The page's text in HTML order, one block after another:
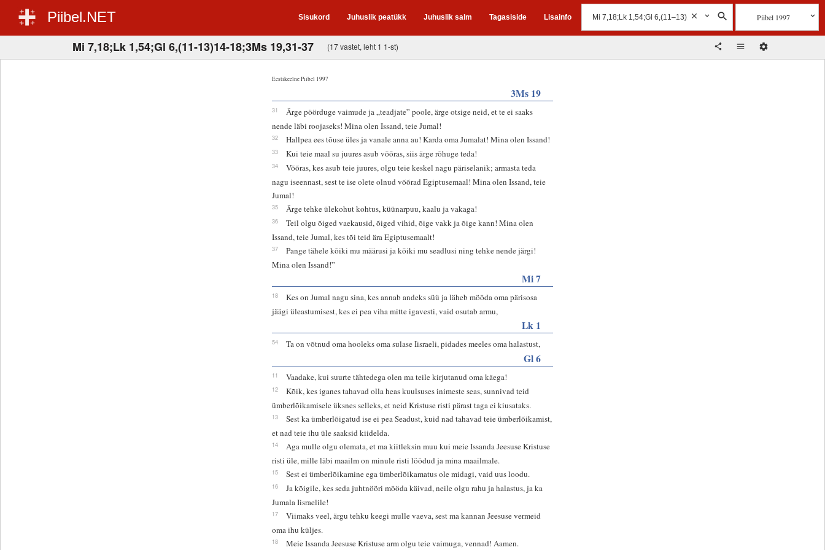
Piibel.NET Sisukord Juhuslik peatükk Juhuslik salm Tagasiside Lisainfo Piibel 1997
Mi 7,18;Lk 1,54;Gl 6,(11-13)14-18;3Ms 19,31-37 (17 vastet, leht 1 1-st)
Eestikeelne Piibel 1997
3Ms 19
31
Ärge pöörduge vaimude ja „teadjate” poole, ärge otsige neid, et te ei saaks
nende läbi roojaseks! Mina olen Issand, teie Jumal!
32 Hallpea ees tõuse üles ja vanale anna au! Karda oma Jumalat! Mina olen Issand!
33 Kui teie maal su juures asub võõras, siis ärge rõhuge teda!
34
Võõras, kes asub teie juures, olgu teie keskel nagu päriselanik; armasta teda
nagu iseennast, sest te ise olete olnud võõrad Egiptusemaal! Mina olen Issand, teie
Jumal!
35 Ärge tehke ülekohut kohtus, küünarpuu, kaalu ja vakaga!
36
Teil olgu õiged vaekausid, õiged vihid, õige vakk ja õige kann! Mina olen
Issand, teie Jumal, kes tõi teid ära Egiptusemaalt!
37
Pange tähele kõiki mu määrusi ja kõiki mu seadlusi ning tehke nende järgi!
Mina olen Issand!”
Mi 7
18
Kes on Jumal nagu sina, kes annab andeks süü ja läheb mööda oma pärisosa
jäägi üleastumisest, kes ei pea viha mitte igavesti, vaid osutab armu,
Lk 1
54 Ta on võtnud oma hooleks oma sulase Iisraeli, pidades meeles oma halastust,
Gl 6
11 Vaadake, kui suurte tähtedega olen ma teile kirjutanud oma käega!
12
Kõik, kes iganes tahavad olla heas kuulsuses inimeste seas, sunnivad teid
ümberlõikamisele üksnes selleks, et neid Kristuse risti pärast taga ei kiusataks.
13
Sest ka ümberlõigatud ise ei pea Seadust, kuid nad tahavad teie ümberlõikamist,
et nad teie ihu üle saaksid kiidelda.
14
Aga mulle olgu olemata, et ma kiitleksin muu kui meie Issanda Jeesuse Kristuse
risti üle, mille läbi maailm on minule risti löödud ja mina maailmale.
15 Sest ei ümberlõikamine ega ümberlõikamatus ole midagi, vaid uus loodu.
16
Ja kõigile, kes seda juhtnööri mööda käivad, neile olgu rahu ja halastus, ja ka
Jumala Iisraelile!
17
Viimaks veel, ärgu tehku keegi mulle vaeva, sest ma kannan Jeesuse vermeid
oma ihu küljes.
18 Meie Issanda Jeesuse Kristuse arm olgu teie vaimuga, vennad! Aamen.